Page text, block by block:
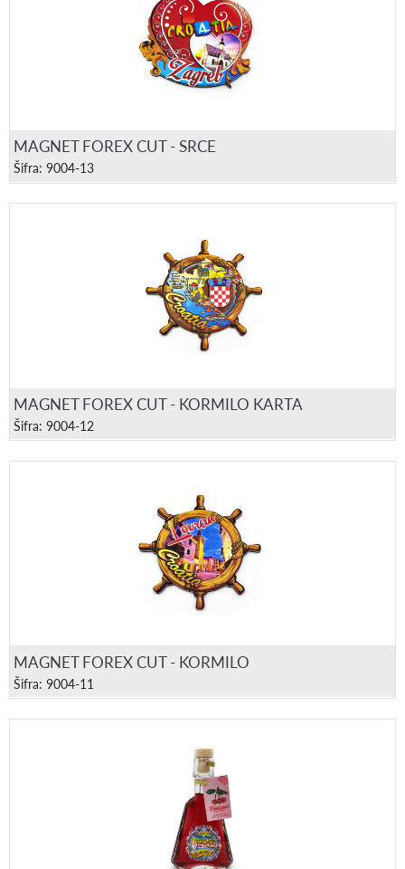
MAGNET FOREX CUT - SRCE
Šifra: 9004-13
MAGNET FOREX CUT - KORMILO KARTA
Šifra: 9004-12
MAGNET FOREX CUT - KORMILO
Šifra: 9004-11